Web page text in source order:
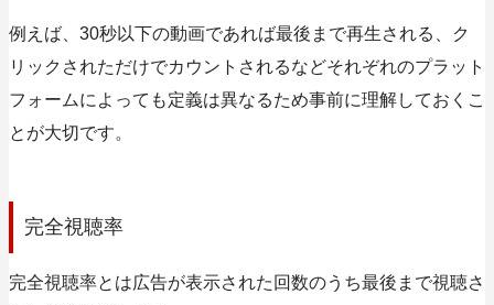
例えば、30秒以下の動画であれば最後まで再生される、ク
リックされただけでカウントされるなどそれぞれのプラット
フォームによっても定義は異なるため事前に理解しておくこ
とが大切です。
完全視聴率
完全視聴率とは広告が表示された回数のうち最後まで視聴さ